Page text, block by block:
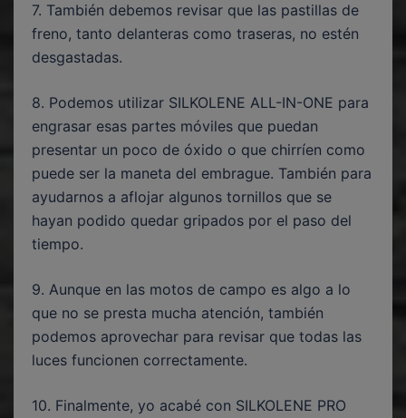
7. También debemos revisar que las pastillas de
freno, tanto delanteras como traseras, no estén
desgastadas.
8. Podemos utilizar SILKOLENE ALL-IN-ONE para
engrasar esas partes móviles que puedan
presentar un poco de óxido o que chirríen como
puede ser la maneta del embrague. También para
ayudarnos a aflojar algunos tornillos que se
hayan podido quedar gripados por el paso del
tiempo.
9. Aunque en las motos de campo es algo a lo
que no se presta mucha atención, también
podemos aprovechar para revisar que todas las
luces funcionen correctamente.
10. Finalmente, yo acabé con SILKOLENE PRO